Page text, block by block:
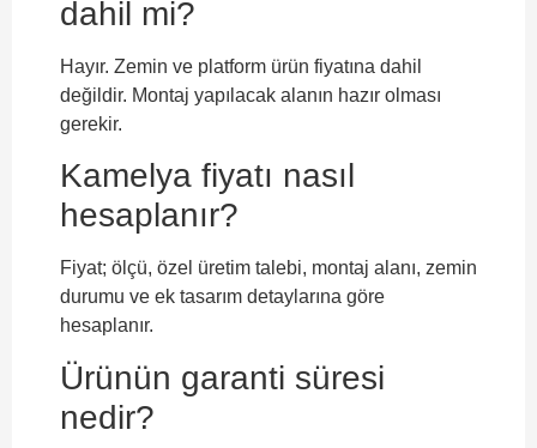
dahil mi?
Hayır. Zemin ve platform ürün fiyatına dahil
değildir. Montaj yapılacak alanın hazır olması
gerekir.
Kamelya fiyatı nasıl
hesaplanır?
Fiyat; ölçü, özel üretim talebi, montaj alanı, zemin
durumu ve ek tasarım detaylarına göre
hesaplanır.
Ürünün garanti süresi
nedir?